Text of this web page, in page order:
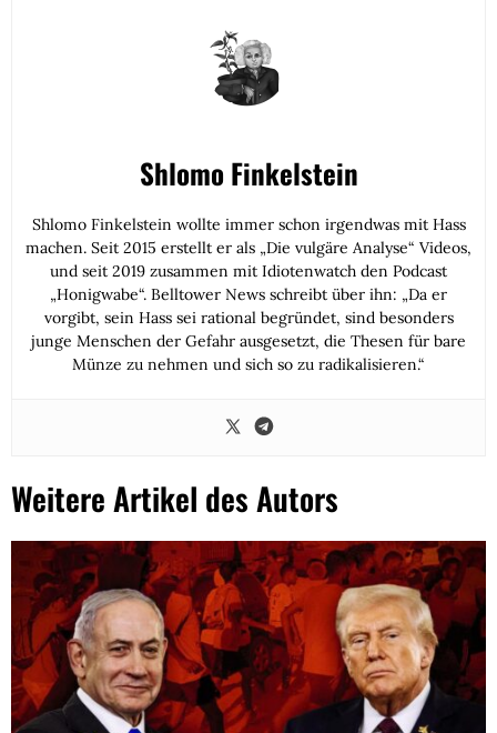
Shlomo Finkelstein
Shlomo Finkelstein wollte immer schon irgendwas mit Hass
machen. Seit 2015 erstellt er als „Die vulgäre Analyse“ Videos,
und seit 2019 zusammen mit Idiotenwatch den Podcast
„Honigwabe“. Belltower News schreibt über ihn: „Da er
vorgibt, sein Hass sei rational begründet, sind besonders
junge Menschen der Gefahr ausgesetzt, die Thesen für bare
Münze zu nehmen und sich so zu radikalisieren.“
Weitere Artikel des Autors